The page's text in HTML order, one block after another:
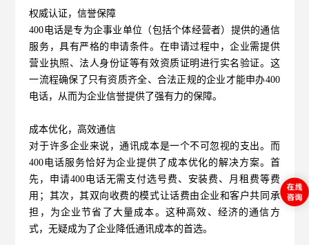
权威认证，信誉保障
400电话是专为企事业单位（包括个体经营者）提供的通信
服务，具有严格的申请条件。在申请过程中，企业需提供
营业执照、法人身份证等有效资质证明进行实名验证。这
一流程确保了只有资质齐全、合法正规的企业才能申办400
电话，从而为企业信誉提供了强有力的保障。
成本优化，高效通信
对于许多企业来说，通讯成本是一个不可忽视的支出。而
400电话服务恰好为企业提供了成本优化的解决方案。首
先，申请400电话无需支付选号费、安装费、月租费等费
用；其次，其双向收费的模式让话费由企业和客户共同承
担，为企业节省了大量成本。这种高效、经济的通信方
式，无疑成为了企业降低通讯成本的首选。